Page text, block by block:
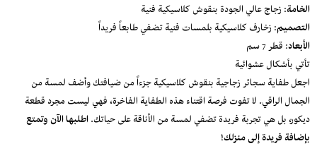
الخامة: زجاج عالي الجودة بنقوش كلاسيكية فنية
التصميم: زخارف كلاسيكية بلمسات فنية تضفي طابعاً فريداً
الأبعاد: قطر 7 سم
تأتي بأشكال عشوائية
اجعل طفاية سجائر زجاجية بنقوش كلاسيكية جزءاً من ضيافتك وأضف لمسة من
الجمال الراقي. لا تفوت فرصة اقتناء هذه الطفاية الفاخرة، فهي ليست مجرد قطعة
ديكور، بل هي تجربة فريدة تضفي لمسة من الأناقة على حياتك.اطلبها الآن وتمتع
بإضافة فريدة إلى منزلك!